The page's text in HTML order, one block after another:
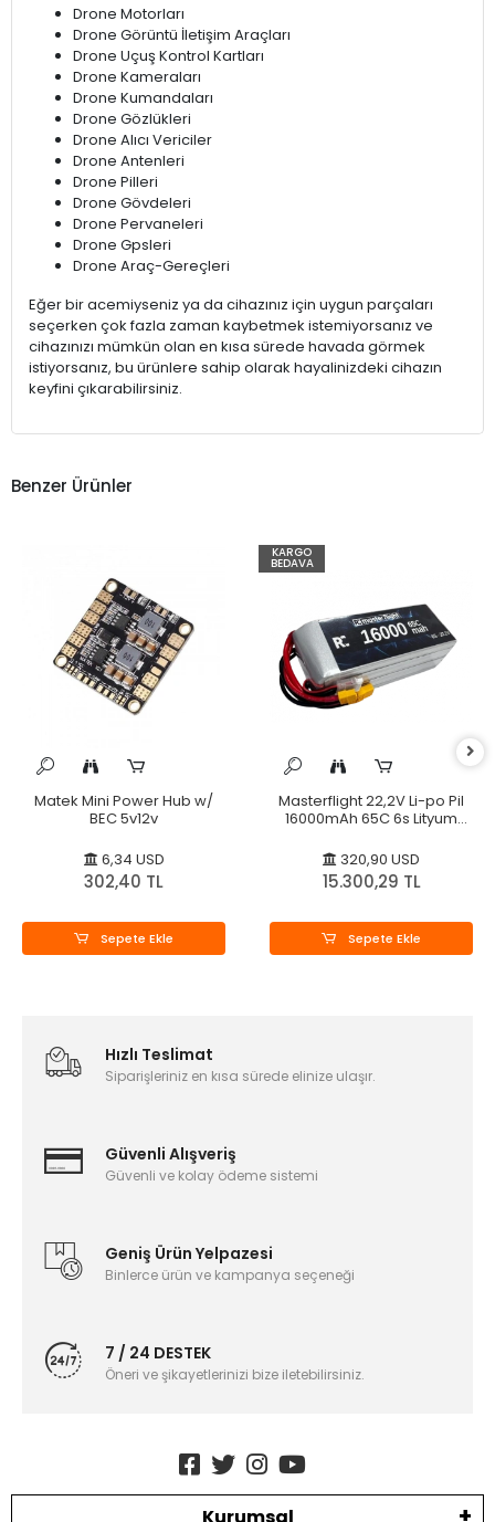
Drone Motorları
Drone Görüntü İletişim Araçları
Drone Uçuş Kontrol Kartları
Drone Kameraları
Drone Kumandaları
Drone Gözlükleri
Drone Alıcı Vericiler
Drone Antenleri
Drone Pilleri
Drone Gövdeleri
Drone Pervaneleri
Drone Gpsleri
Drone Araç-Gereçleri
Eğer bir acemiyseniz ya da cihazınız için uygun parçaları
seçerken çok fazla zaman kaybetmek istemiyorsanız ve
cihazınızı mümkün olan en kısa sürede havada görmek
istiyorsanız, bu ürünlere sahip olarak hayalinizdeki cihazın
keyfini çıkarabilirsiniz.
Benzer Ürünler
Matek Mini Power Hub w/
BEC 5v12v
6,34 USD
302,40 TL
Sepete Ekle
KARGO
BEDAVA
Masterflight 22,2V Li-po Pil
16000mAh 65C 6s Lityum
320,90 USD
15.300,29 TL
Sepete Ekle
Hızlı Teslimat
Siparişleriniz en kısa sürede elinize ulaşır.
Güvenli Alışveriş
Güvenli ve kolay ödeme sistemi
Geniş Ürün Yelpazesi
Binlerce ürün ve kampanya seçeneği
7 / 24 DESTEK
Öneri ve şikayetlerinizi bize iletebilirsiniz.